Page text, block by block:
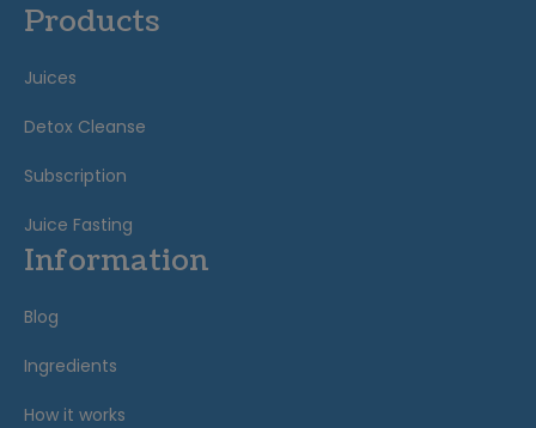
Products
Juices
Detox Cleanse
Subscription
Juice Fasting
Information
Blog
Ingredients
How it works